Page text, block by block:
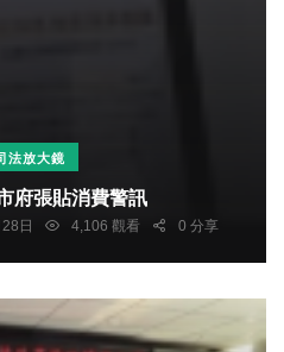
法放大鏡
府張貼消費警訊
日 4,106 觀看 0 分享